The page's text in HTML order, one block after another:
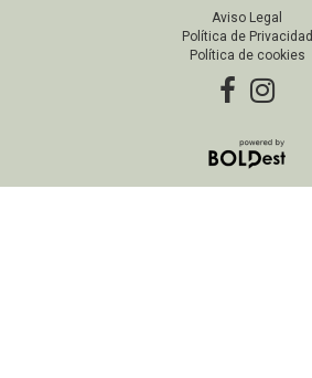
Aviso Legal
Política de Privacidad
Política de cookies